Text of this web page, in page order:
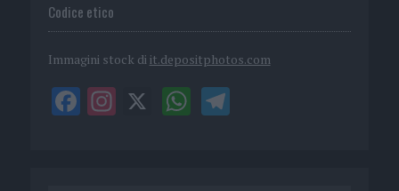
Codice etico
Immagini stock di it.depositphotos.com